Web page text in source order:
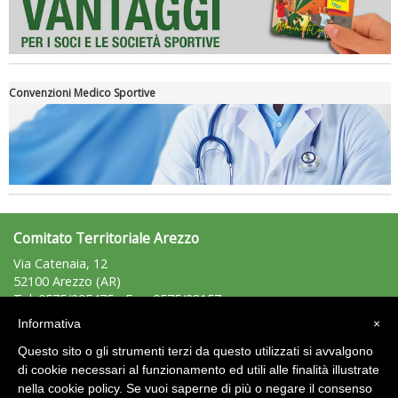
Tiziano Pesce a Radio InBlu2000 traccia il bilancio della stagione
Ddl Lobby, Uisp: “Il Parlamento valorizzi le nostre specificità"
Convenzioni Medico Sportive
Comitato Territoriale Arezzo
Via Catenaia, 12
52100 Arezzo (AR)
Tel: 0575/295475 - Fax: 0575/28157
e-mail:arezzo@uisp.it
P.Iva: 01389860519
×
Informativa
Questo sito o gli strumenti terzi da questo utilizzati si avvalgono
di cookie necessari al funzionamento ed utili alle finalità illustrate
nella cookie policy. Se vuoi saperne di più o negare il consenso